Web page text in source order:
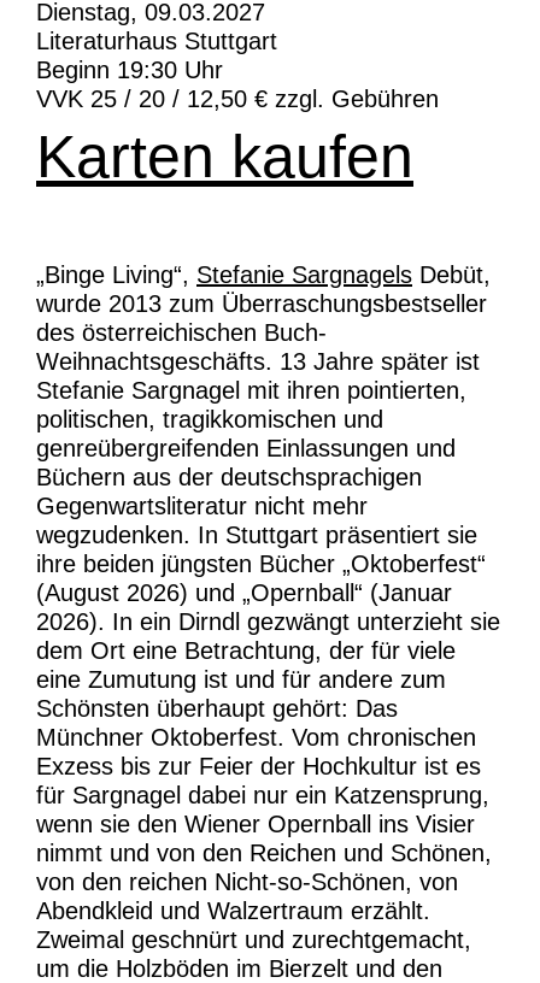
Dienstag, 09.03.2027
Literaturhaus Stuttgart
Beginn 19:30 Uhr
VVK 25 / 20 / 12,50 € zzgl. Gebühren
Karten kaufen
„Binge Living“, Stefanie Sargnagels Debüt,
wurde 2013 zum Überraschungsbestseller
des österreichischen Buch-
Weihnachtsgeschäfts. 13 Jahre später ist
Stefanie Sargnagel mit ihren pointierten,
politischen, tragikkomischen und
genreübergreifenden Einlassungen und
Büchern aus der deutschsprachigen
Gegenwartsliteratur nicht mehr
wegzudenken. In Stuttgart präsentiert sie
ihre beiden jüngsten Bücher „Oktoberfest“
(August 2026) und „Opernball“ (Januar
2026). In ein Dirndl gezwängt unterzieht sie
dem Ort eine Betrachtung, der für viele
eine Zumutung ist und für andere zum
Schönsten überhaupt gehört: Das
Münchner Oktoberfest. Vom chronischen
Exzess bis zur Feier der Hochkultur ist es
für Sargnagel dabei nur ein Katzensprung,
wenn sie den Wiener Opernball ins Visier
nimmt und von den Reichen und Schönen,
von den reichen Nicht-so-Schönen, von
Abendkleid und Walzertraum erzählt.
Zweimal geschnürt und zurechtgemacht,
um die Holzböden im Bierzelt und den